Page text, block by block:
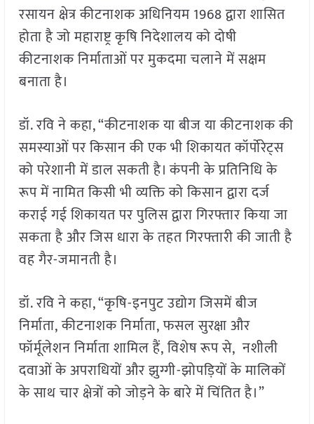
रसायन क्षेत्र कीटनाशक अधिनियम 1968 द्वारा शासित
होता है जो महाराष्ट्र कृषि निदेशालय को दोषी
कीटनाशक निर्माताओं पर मुकदमा चलाने में सक्षम
बनाता है।
डॉ. रवि ने कहा, “कीटनाशक या बीज या कीटनाशक की
समस्याओं पर किसान की एक भी शिकायत कॉर्पोरेट्स
को परेशानी में डाल सकती है। कंपनी के प्रतिनिधि के
रूप में नामित किसी भी व्यक्ति को किसान द्वारा दर्ज
कराई गई शिकायत पर पुलिस द्वारा गिरफ्तार किया जा
सकता है और जिस धारा के तहत गिरफ्तारी की जाती है
वह गैर-जमानती है।
डॉ. रवि ने कहा, “कृषि-इनपुट उद्योग जिसमें बीज
निर्माता, कीटनाशक निर्माता, फसल सुरक्षा और
फॉर्मूलेशन निर्माता शामिल हैं, विशेष रूप से, नशीली
दवाओं के अपराधियों और झुग्गी-झोपड़ियों के मालिकों
के साथ चार क्षेत्रों को जोड़ने के बारे में चिंतित है।”